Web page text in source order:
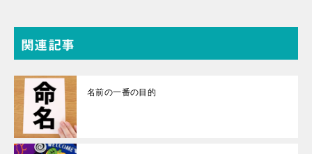
関連記事
名前の一番の目的